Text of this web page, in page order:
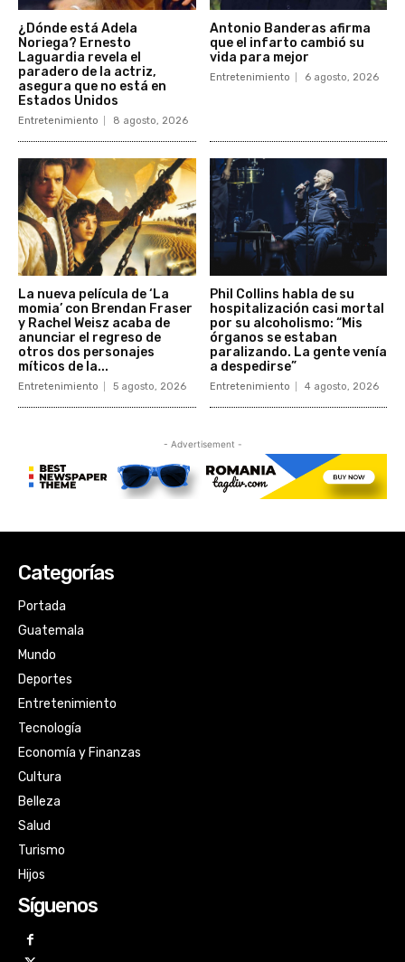
Categorías
Portada
Guatemala
Mundo
Deportes
Entretenimiento
Tecnología
Economía y Finanzas
Cultura
Belleza
Salud
Turismo
Hijos
Síguenos